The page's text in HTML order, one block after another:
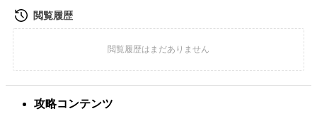
攻略コンテンツ